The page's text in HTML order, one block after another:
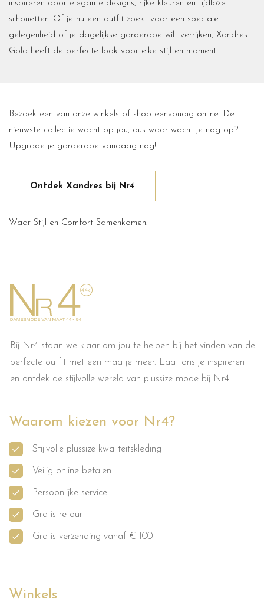
inspireren door elegante designs, rijke kleuren en tijdloze
silhouetten. Of je nu een outfit zoekt voor een speciale
gelegenheid of je dagelijkse garderobe wilt verrijken, Xandres
Gold heeft de perfecte look voor elke stijl en moment.
Bezoek een van onze winkels of shop eenvoudig online. De
nieuwste collectie wacht op jou, dus waar wacht je nog op?
Upgrade je garderobe vandaag nog!
Ontdek Xandres bij Nr4
Waar Stijl en Comfort Samenkomen.
Bij Nr4 staan we klaar om jou te helpen bij het vinden van de
perfecte outfit met een maatje meer. Laat ons je inspireren
en ontdek de stijlvolle wereld van plussize mode bij Nr4.
Waarom kiezen voor Nr4?
Stijlvolle plussize kwaliteitskleding
Veilig online betalen
Persoonlijke service
Gratis retour
Gratis verzending vanaf € 100
Winkels